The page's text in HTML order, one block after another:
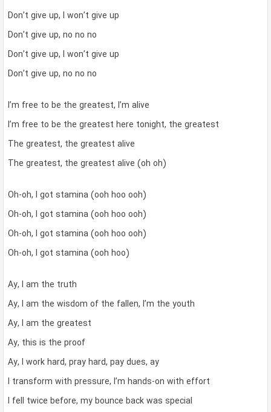
Don’t give up, I won’t give up
Don’t give up, no no no
Don’t give up, I won’t give up
Don’t give up, no no no
I’m free to be the greatest, I’m alive
I’m free to be the greatest here tonight, the greatest
The greatest, the greatest alive
The greatest, the greatest alive (oh oh)
Oh-oh, I got stamina (ooh hoo ooh)
Oh-oh, I got stamina (ooh hoo ooh)
Oh-oh, I got stamina (ooh hoo ooh)
Oh-oh, I got stamina (ooh hoo)
Ay, I am the truth
Ay, I am the wisdom of the fallen, I’m the youth
Ay, I am the greatest
Ay, this is the proof
Ay, I work hard, pray hard, pay dues, ay
I transform with pressure, I’m hands-on with effort
I fell twice before, my bounce back was special